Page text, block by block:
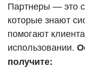
Партнеры — это
которые знают
помогают
использовании.
получите: